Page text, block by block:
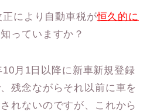
により自動車税が恒久的に
っていますか？
月1日以降に新車新規登録
残念ながらそれ以前に車を
れないのですが、これから